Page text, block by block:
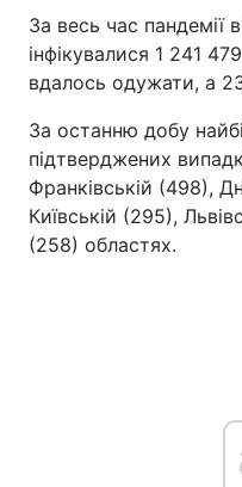
За весь час пандемії
інфікувалися 1 241
вдалось одужати, а
За останню добу
підтверджених
Франківській (498),
Київській (295),
(258) областях.